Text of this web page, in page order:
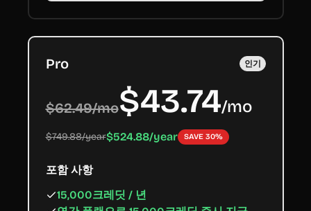
Pro 인기
$62.49/mo$43.74/mo
$749.88/year$524.88/year SAVE 30%
포함 사항
15,000크레딧 / 년